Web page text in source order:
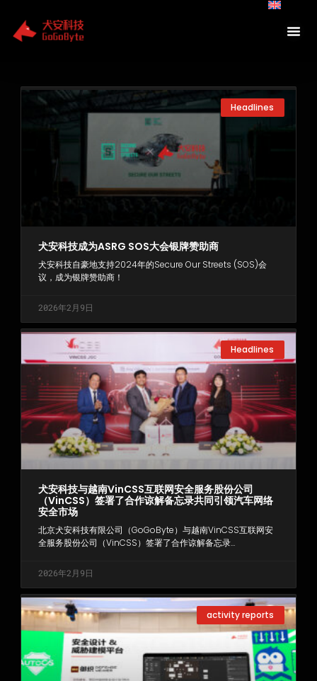
content
Headlines
犬安科技成为ASRG SOS大会银牌赞助商
犬安科技自豪地支持2024年的Secure Our Streets (SOS)会
议，成为银牌赞助商！
2026年2月9日
Headlines
犬安科技与越南VinCSS互联网安全服务股份公司
（VinCSS）签署了合作谅解备忘录共同引领汽车网络
安全市场
北京犬安科技有限公司（GoGoByte）与越南VinCSS互联网安
全服务股份公司（VinCSS）签署了合作谅解备忘录…
2026年2月9日
activity reports
PagePagePage